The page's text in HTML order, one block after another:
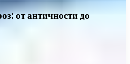
от античности до